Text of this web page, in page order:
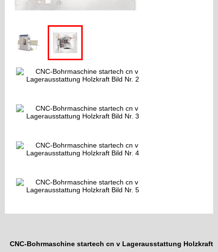
CNC-Bohrmaschine startech cn v Lagerausstattung Holzkraft